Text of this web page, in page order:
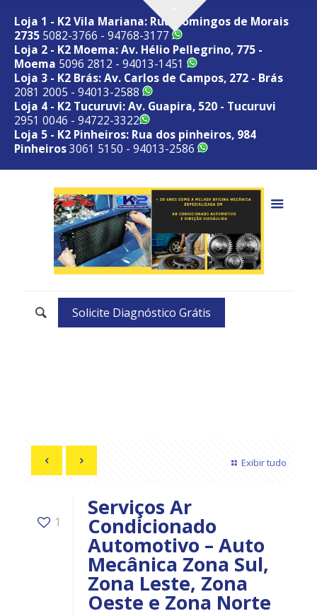
Loja 1 - K2 Vila Mariana: Rua Domingos de Morais
2735 5082-3766 - 94768-3177
Loja 2 - K2 Moema: Av. Hélio Pellegrino, 775 -
Moema 5096 2812 - 94013-1451
Loja 3 - K2 Brás: Av. Carlos de Campos, 272 - Brás
2081 2005 - 94013-2588
Loja 4 - K2 Tucuruvi: Av. Guapira, 520 - Tucuruvi
2951 0046 - 94722-3322
Loja 5 - K2 Pinheiros: Rua dos pinheiros, 984
Pinheiros3061 5150 - 94013-2586
Solicite Diagnóstico Grátis
Exibir tudo
1
Serviços Ar
Condicionado
Automotivo – Auto
Mecânica Zona Sul,
Zona Leste, Zona
Oeste e Zona Norte